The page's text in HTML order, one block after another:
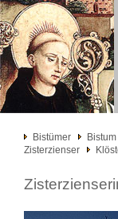
Bistümer
Zisterzienser